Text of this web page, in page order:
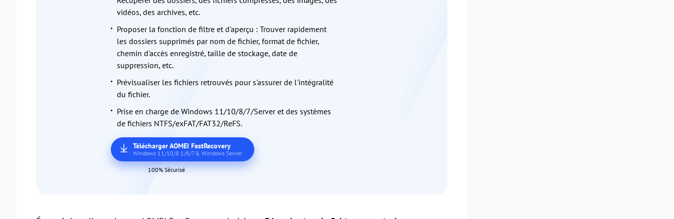
vidéos, des archives, etc.
Proposer la fonction de filtre et d'aperçu : Trouver rapidement
les dossiers supprimés par nom de fichier, format de fichier,
chemin d'accès enregistré, taille de stockage, date de
suppression, etc.
Prévisualiser les fichiers retrouvés pour s'assurer de l'intégralité
du fichier.
Prise en charge de Windows 11/10/8/7/Server et des systèmes
de fichiers NTFS/exFAT/FAT32/ReFS.
Télécharger AOMEI FastRecovery
Windows 11/10/8.1/8/7& Windows Server
100% Sécurisé